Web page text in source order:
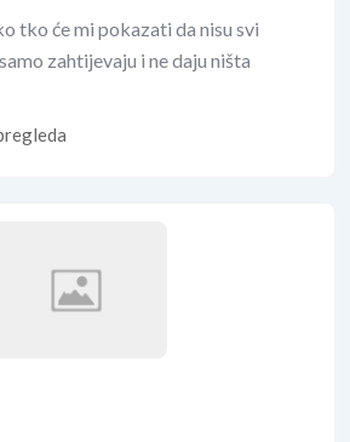
tko će mi pokazati da nisu svi
zahtijevaju i ne daju ništa